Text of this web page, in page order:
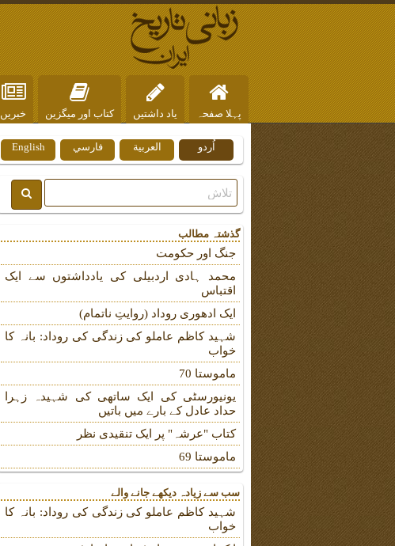
پہلا صفحہ یاد داشتیں کتاب اور میگزین خبریں
English فارسي العربية اُردو
گذشتہ مطالب
جنگ اور حکومت
محمد ہادی اردبیلی کی یادداشتوں سے ایک
اقتباس
ایک ادھوری روداد (روایتِ ناتمام)
شہید کاظم عاملو کی زندگی کی روداد: بانہ کا
خواب
ماموستا 70
یونیورسٹی کی ایک ساتھی کی شہیدہ زہرا
حداد عادل کے بارے میں باتیں
کتاب "عرشہ" پر ایک تنقیدی نظر
ماموستا 69
سب سے زیادہ دیکھے جانے والے
شہید کاظم عاملو کی زندگی کی روداد: بانہ کا
خواب